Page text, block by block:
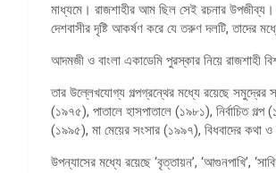
মাধ্যমে। রাজশাহীর আম ছিল সেই রচনার উপজীব্য।
দেশবাসীর দৃষ্টি আকর্ষণ করে যে তরুণ দলটি, তাদের
আদমজী ও বাংলা একাডেমি পুরস্কার নিয়ে রাজশাহী
তার উল্লেখযোগ্য গল্পগ্রন্থের মধ্যে রয়েছে
(১৯৭৫), পাতালে হাসপাতালে (১৯৮১), নির্বাচিত
(১৯৯৫), মা মেয়ের সংসার (১৯৯৭), বিধবাদের কথা
উপন্যাসের মধ্যে রয়েছে ‘বৃত্তায়ন’, ‘আগুনপাখি’,